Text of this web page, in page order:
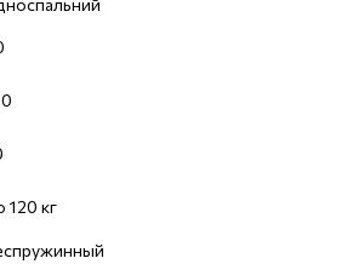
120 кг